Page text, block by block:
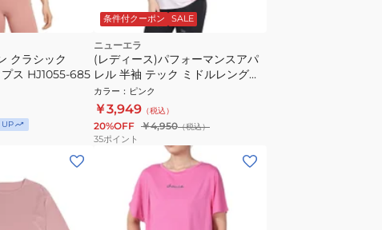
クラシック
ス HJ1055-685
UP
条件付クーポン SALE
ニューエラ
(レディース)パフォーマンスアパ
レル 半袖 テック ミドルレングス
Tシャツ 14411946
カラー ： ピンク
￥3,949 （税込）
20%OFF ￥4,950（税込）
35ポイント